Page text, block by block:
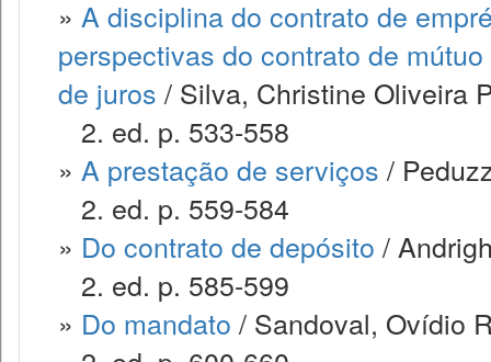
» A disciplina do contrato de
perspectivas do contrato de
de juros / Silva, Christine Oliveira
2. ed. p. 533-558
» A prestação de serviços /
2. ed. p. 559-584
» Do contrato de depósito /
2. ed. p. 585-599
» Do mandato / Sandoval, Ovídio